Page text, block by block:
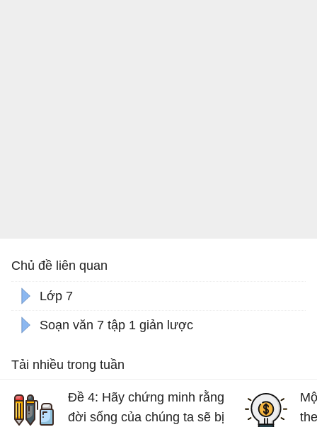
Chủ đề liên quan
Lớp 7
Soạn văn 7 tập 1 giản lược
Tải nhiều trong tuần
Đề 4: Hãy chứng minh rằng
đời sống của chúng ta sẽ bị